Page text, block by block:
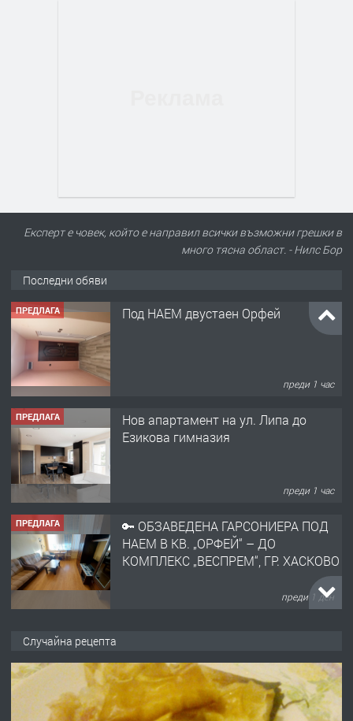
Експерт е човек, който е направил всички възможни грешки в
много тясна област. - Нилс Бор
Последни обяви
ПРЕДЛАГА Под НАЕМ двустаен Орфей
преди 1 час
ПРЕДЛАГА
Нов апартамент на ул. Липа до
Езикова гимназия
преди 1 час
ПРЕДЛАГА
🔑 ОБЗАВЕДЕНА ГАРСОНИЕРА ПОД
НАЕМ В КВ. „ОРФЕЙ“ – ДО
КОМПЛЕКС „ВЕСПРЕМ“, ГР. ХАСКОВО
преди 1 ден
АПАРТАМЕНТ В ЦЕНТЪРА НА ГР.
ХАСКОВО
преди 2 дни
Случайна рецепта